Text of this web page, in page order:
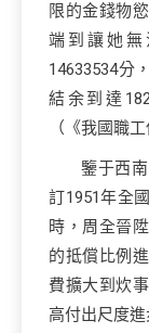
限的金錢物
端到讓她
14633534分
結余到達
（《我國職
鑒于西
訂1951年全
時，周全晉
的抵償比例
費擴大到炊
高付出尺度